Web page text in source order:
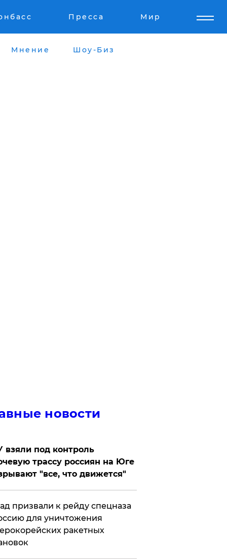
Пресса Мир
Мнение Шоу-Биз
новости
взяли под контроль
трассу россиян на Юге
"все, что движется"
призвали к рейду спецназа
для уничтожения
ракетных